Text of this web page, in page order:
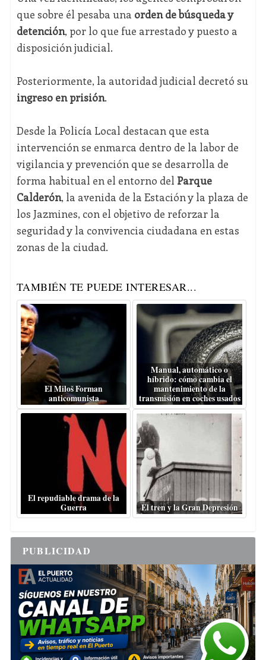
que sobre él pesaba una orden de búsqueda y
detención, por lo que fue arrestado y puesto a
disposición judicial.
Posteriormente, la autoridad judicial decretó su
ingreso en prisión.
Desde la Policía Local destacan que esta
intervención se enmarca dentro de la labor de
vigilancia y prevención que se desarrolla de
forma habitual en el entorno del Parque
Calderón, la avenida de la Estación y la plaza de
los Jazmines, con el objetivo de reforzar la
seguridad y la convivencia ciudadana en estas
zonas de la ciudad.
TAMBIÉN TE PUEDE INTERESAR...
El Miloš Forman
anticomunista
Manual, automático o
híbrido: cómo cambia el
mantenimiento de la
transmisión en coches usados
El repudiable drama de la
Guerra
El tren y la Gran Depresión
PUBLICIDAD